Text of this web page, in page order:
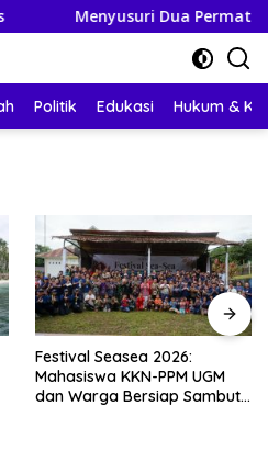
Dua Permata Banggai
Politik Edukasi Hukum &
Festival Seasea 2026:
Mahasiswa KKN-PPM UGM
dan Warga Bersiap Sambut